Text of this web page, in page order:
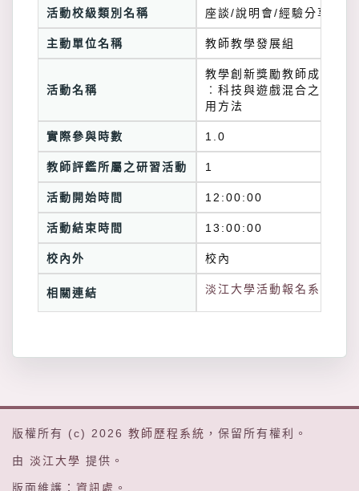
活動校級類別名稱 座談/說明會/經驗分享
主動單位名稱 教師教學發展組
活動名稱
教學創新獎勵教師成果發表
︰科技與遊戲混合之教學應
用方法
實際參與時數 1.0
教師評鑑所屬之研習活動 1
活動開始時間 12:00:00
活動結束時間 13:00:00
校內外 校內
相關連結 淡江大學活動報名系統連結
版權所有 (c) 2026 教師歷程系統 ，保留所有權利。
由 淡江大學 提供。
版面維護： 資訊處 。